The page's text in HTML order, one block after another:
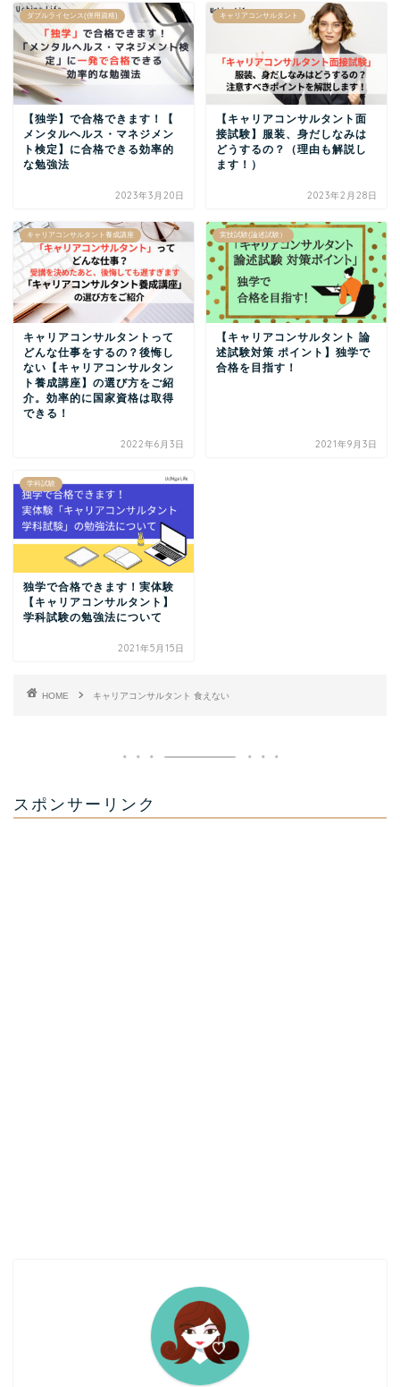
ダブルライセンス(併用資格)
【独学】で合格できます！【
メンタルヘルス・マネジメン
ト検定】に合格できる効率的
な勉強法
2023年3月20日
キャリアコンサルタント
【キャリアコンサルタント面
接試験】服装、身だしなみは
どうするの？（理由も解説し
ます！）
2023年2月28日
キャリアコンサルタント養成講座
キャリアコンサルタントって
どんな仕事をするの？後悔し
ない【キャリアコンサルタン
ト養成講座】の選び方をご紹
介。効率的に国家資格は取得
できる！
2022年6月3日
実技試験(論述試験）
【キャリアコンサルタント 論
述試験対策 ポイント】独学で
合格を目指す！
2021年9月3日
学科試験
独学で合格できます！実体験
【キャリアコンサルタント】
学科試験の勉強法について
2021年5月15日
HOME キャリアコンサルタント 食えない
スポンサーリンク